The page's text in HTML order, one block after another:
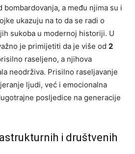
a među njima su i
ukazuju na to da se radi o
sukoba u modernoj historiji. U
je primijetiti da je više od 2
raseljeno, a njihova
neodrživa. Prisilno raseljavanje
ljudi, već i emocionalna
posljedice na generacije
i društvenih